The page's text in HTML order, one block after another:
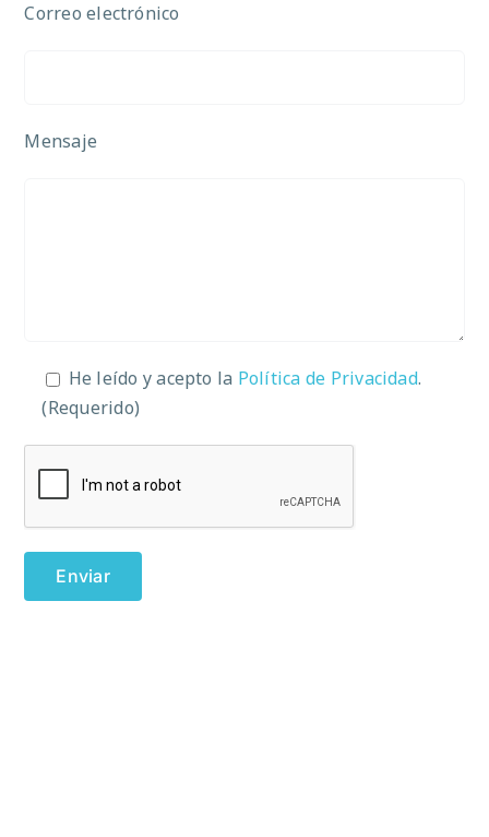
Correo electrónico
Mensaje
He leído y acepto la Política de Privacidad.
(Requerido)